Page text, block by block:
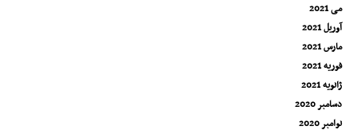
می 2021
آوریل 2021
مارس 2021
فوریه 2021
ژانویه 2021
دسامبر 2020
نوامبر 2020